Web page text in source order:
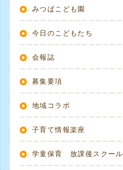
みつばこども園
今日のこどもたち
会報誌
募集要項
地域コラボ
子育て情報楽座
学童保育 放課後スクール